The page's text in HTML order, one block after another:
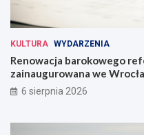
KULTURA WYDARZENIA
Renowacja barokowego
zainaugurowana we
6 sierpnia 2026